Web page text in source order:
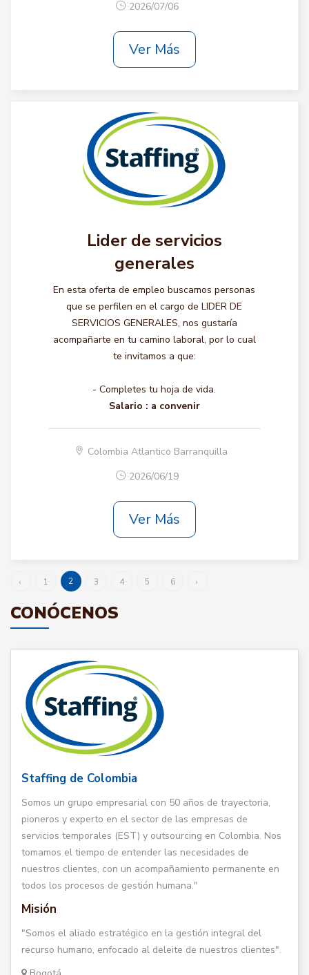
2026/07/06
Ver Más
Lider de servicios
generales
En esta oferta de empleo buscamos personas
que se perfilen en el cargo de LIDER DE
SERVICIOS GENERALES, nos gustaría
acompañarte en tu camino laboral, por lo cual
te invitamos a que:
- Completes tu hoja de vida.
Salario : a convenir
Colombia Atlantico Barranquilla
2026/06/19
Ver Más
‹ 1 2 3 4 5 6 ›
CONÓCENOS
Staffing de Colombia
Somos un grupo empresarial con 50 años de trayectoria,
pioneros y experto en el sector de las empresas de
servicios temporales (EST) y outsourcing en Colombia. Nos
tomamos el tiempo de entender las necesidades de
nuestros clientes, con un acompañamiento permanente en
todos los procesos de gestión humana."
Misión
"Somos el aliado estratégico en la gestión integral del
recurso humano, enfocado al deleite de nuestros clientes".